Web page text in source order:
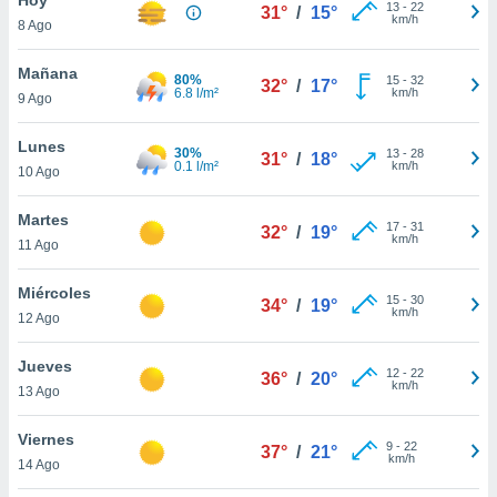
en
más
nuestra
de
cookies
aceptar
8 Ago
31° / 15° 13- 22
km/h
Mañana
9 Ago
80%
6.8 l/m²
32° / 17° 15- 32
km/h
Lunes
10 Ago
30%
0.1 l/m²
31° / 18° 13- 28
km/h
Martes
11 Ago
32° / 19° 17- 31
km/h
Miércoles
12 Ago
34° / 19° 15- 30
km/h
Jueves
13 Ago
36° / 20° 12- 22
km/h
Viernes
14 Ago
37° / 21° 9- 22
km/h